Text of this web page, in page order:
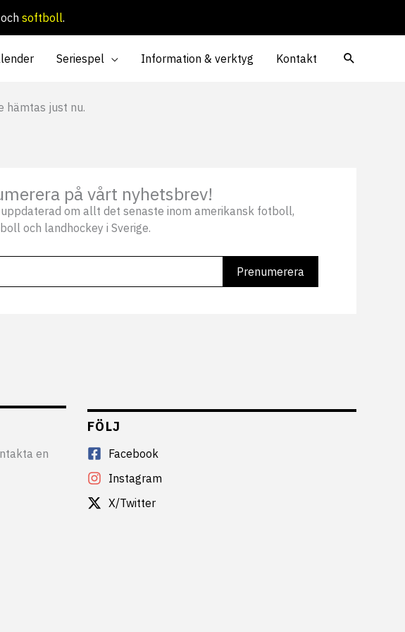
och softboll.
Seriespel Information & verktyg Kontakt
hämtas just nu.
på vårt nyhetsbrev!
om allt det senaste inom amerikansk fotboll,
och landhockey i Sverige.
en
FÖLJ
Facebook
Instagram
X/Twitter